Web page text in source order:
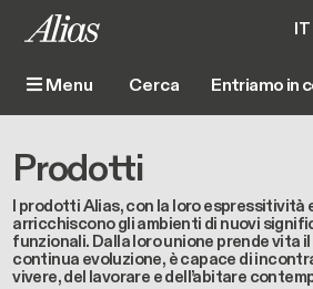
Menu Main
Entriamo in
IT
Prodotti
I prodotti Alias, con la loro espressitività
arricchiscono gli ambienti di nuovi
funzionali. Dalla loro unione prende vita
continua evoluzione, è capace di
vivere, del lavorare e dell’abitare